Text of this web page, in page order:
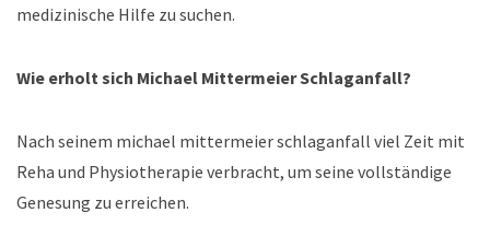
medizinische Hilfe zu suchen.
Wie erholt sich Michael Mittermeier Schlaganfall?
Nach seinem michael mittermeier schlaganfall viel Zeit mit
Reha und Physiotherapie verbracht, um seine vollständige
Genesung zu erreichen.